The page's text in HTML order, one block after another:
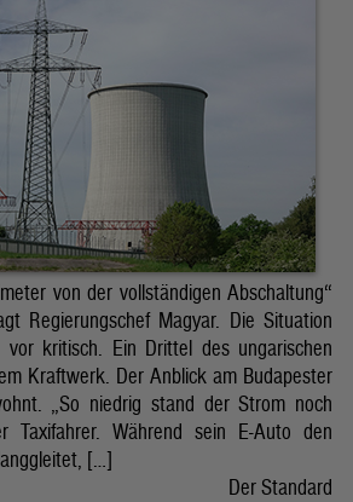
von der vollständigen Abschaltung“
Regierungschef Magyar. Die Situation
kritisch. Ein Drittel des ungarischen
Kraftwerk. Der Anblick am Budapester
„So niedrig stand der Strom noch
Taxifahrer. Während sein E-Auto den
[…]
Der Standard